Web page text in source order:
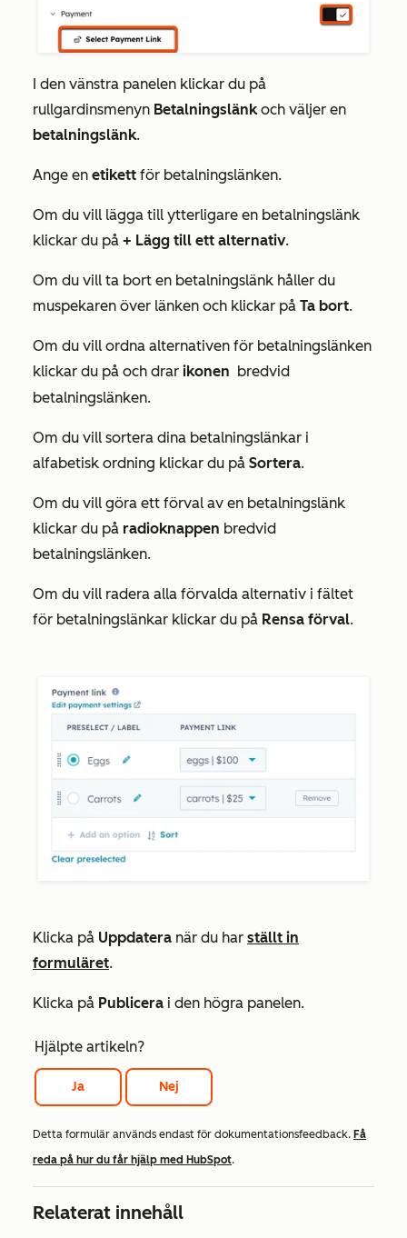
I den vänstra panelen klickar du på
rullgardinsmenyn Betalningslänkoch väljer en
betalningslänk.
Ange en etikett för betalningslänken.
Om du vill lägga till ytterligare en betalningslänk
klickar du på + Lägg till ett alternativ.
Om du vill ta bort en betalningslänk håller du
muspekaren över länken och klickar på Ta bort.
Om du vill ordna alternativen för betalningslänken
klickar du på och drar ikonen bredvid
betalningslänken.
Om du vill sortera dina betalningslänkar i
alfabetisk ordning klickar du på Sortera.
Om du vill göra ett förval av en betalningslänk
klickar du på radioknappen bredvid
betalningslänken.
Om du vill radera alla förvalda alternativ i fältet
för betalningslänkar klickar du på Rensa förval.
Klicka på Uppdatera när du har ställt in
formuläret.
Klicka på Publicera i den högra panelen.
Hjälpte artikeln?
Ja Nej
Detta formulär används endast för dokumentationsfeedback. Få
reda på hur du får hjälp med HubSpot.
Relaterat innehåll